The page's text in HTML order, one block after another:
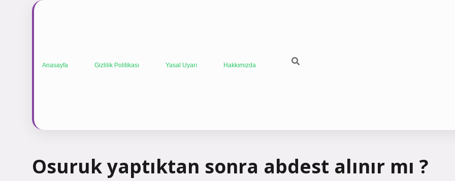
Anasayfa Gizlilik Politikası Yasal Uyarı Hakkımızda
Osuruk yaptıktan sonra abdest alınır mı ?